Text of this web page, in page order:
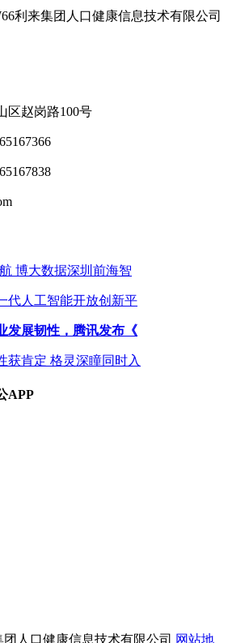
利来集团人口健康信息技术有限公司
区赵岗路100号
博大数据深圳前海智
代人工智能开放创新平
发展韧性，腾讯发布《
获肯定 格灵深瞳同时入
APP
人口健康信息技术有限公司 网站地